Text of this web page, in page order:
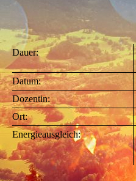
Chinese-Face-Reading-800x800
Dauer:
Datum:
Dozentin:
Ort:
Energieausgleich: